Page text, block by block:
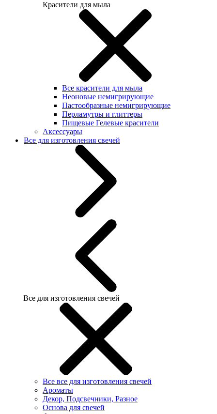
Красители для мыла
Все красители для мыла
Неоновые немигрирующие
Пастообразные немигрирующие
Перламутры и глиттеры
Пищевые Гелевые красители
Аксессуары
Все для изготовления свечей
Все для изготовления свечей
Все все для изготовления свечей
Ароматы
Декор, Подсвечники, Разное
Основа для свечей